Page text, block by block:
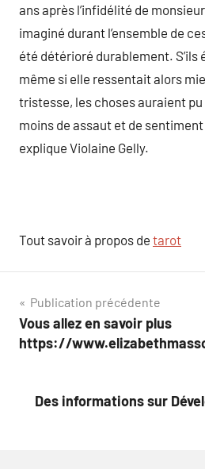
ans après l’infidélité de
imaginé durant l’ensemble de
été détérioré durablement. S’ils
même si elle ressentait alors
tristesse, les choses auraient
moins de assaut et de sentiment
explique Violaine Gelly.
Tout savoir à propos de tarot
Navigation
de
Publication précédente
Vous allez en savoir plus
https://
Des informations sur